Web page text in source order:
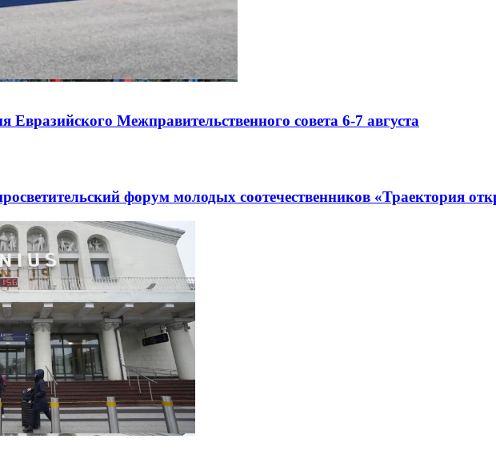
Евразийского Межправительственного совета 6-7 августа
форум молодых соотечественников «Траектория